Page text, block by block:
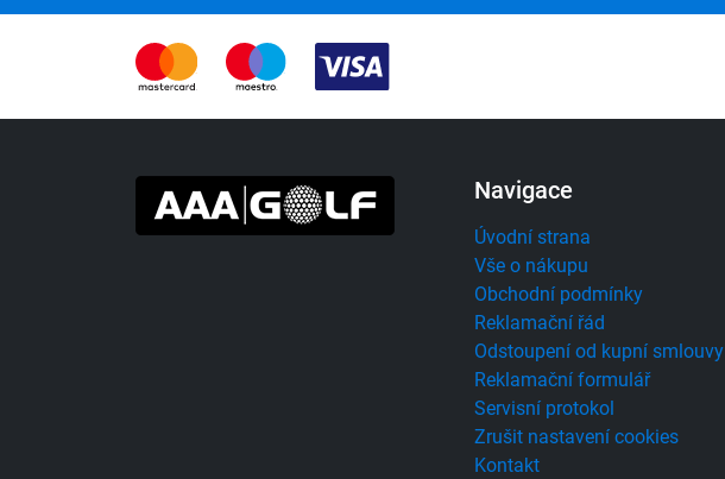
Navigace
Úvodní strana
Vše o nákupu
Obchodní podmínky
Reklamační řád
Odstoupení od kupní smlouvy
Reklamační formulář
Servisní protokol
Zrušit nastavení cookies
Kontakt